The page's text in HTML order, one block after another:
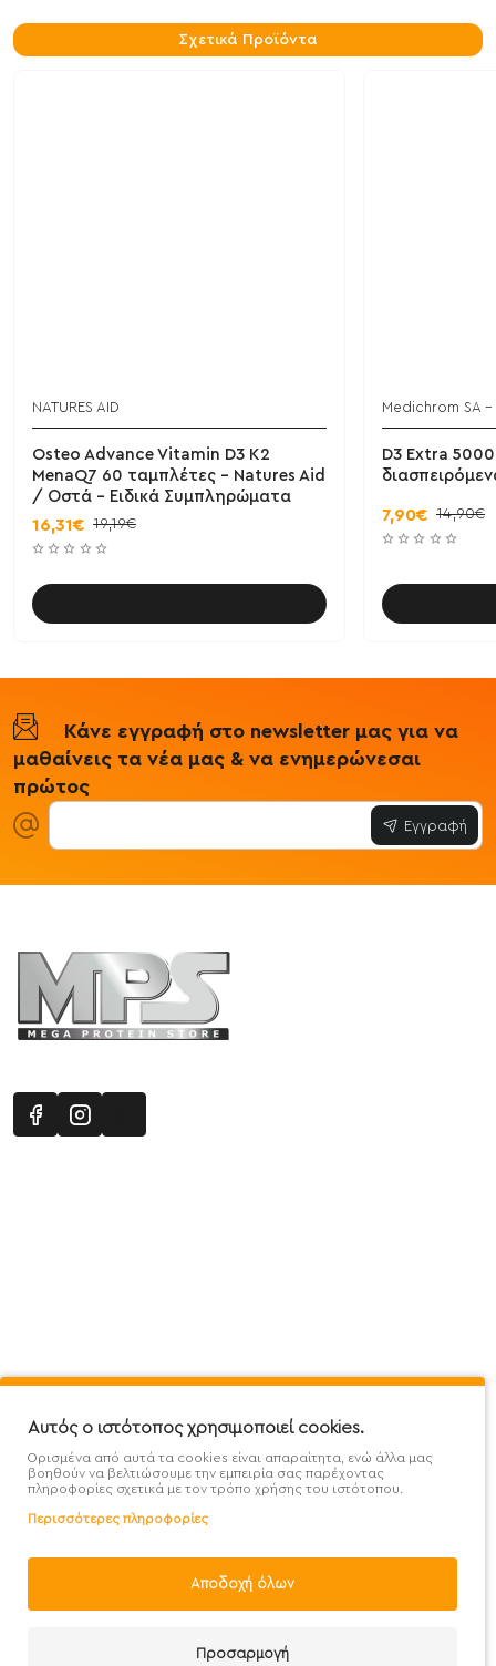
Σχετικά Προϊόντα
NATURES AID
Osteo Advance Vitamin D3 K2
MenaQ7 60 ταμπλέτες - Natures Aid
/ Οστά - Ειδικά Συμπληρώματα
16,31€ 19,19€
Medichrom SA -
D3 Extra
7,90€ 14,90€
Κάνε εγγραφή στο newsletter μας για να
μαθαίνεις τα νέα μας & να ενημερώνεσαι
πρώτος
Εγγραφή
Προσφορές - Clearence GDPR
Χονδρική
Handcrafted with 💙 in Athens
Αυτός ο ιστότοπος χρησιμοποιεί cookies.
Ορισμένα από αυτά τα cookies είναι απαραίτητα, ενώ άλλα μας
βοηθούν να βελτιώσουμε την εμπειρία σας παρέχοντας
πληροφορίες σχετικά με τον τρόπο χρήσης του ιστότοπου.
Περισσότερες πληροφορίες
Αποδοχή όλων
Προσαρμογή